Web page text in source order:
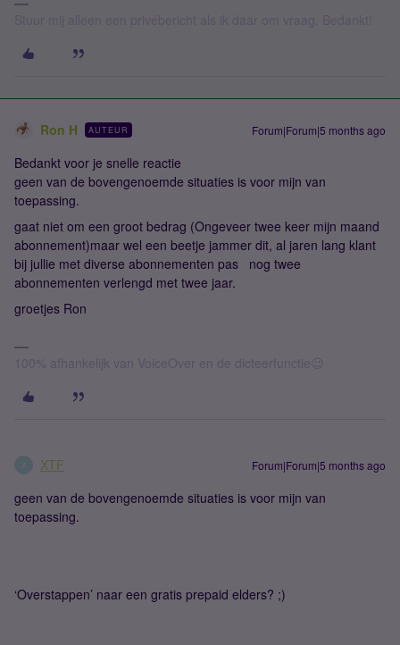
Ron H AUTEUR Forum|Forum|5 months ago
Bedankt voor je snelle reactie
geen van de bovengenoemde situaties is voor mijn van
toepassing.
gaat niet om een groot bedrag (Ongeveer twee keer mijn maand
abonnement)maar wel een beetje jammer dit, al jaren lang klant
bij jullie met diverse abonnementen pas nog twee
abonnementen verlengd met twee jaar.
groetjes Ron
100% afhankelijk van VoiceOver en de dicteerfunctie😉
XTF Forum|Forum|5 months ago
geen van de bovengenoemde situaties is voor mijn van
toepassing.
‘Overstappen’ naar een gratis prepaid elders? ;)